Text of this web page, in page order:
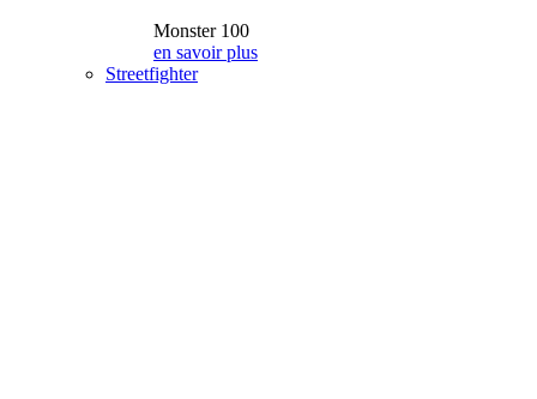
Monster 100
en savoir plus
Streetfighter